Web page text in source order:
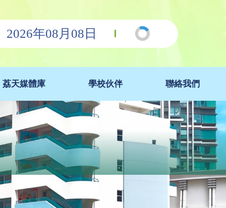
2026年08月08日
荔天媒體庫 學校伙伴 聯絡我們